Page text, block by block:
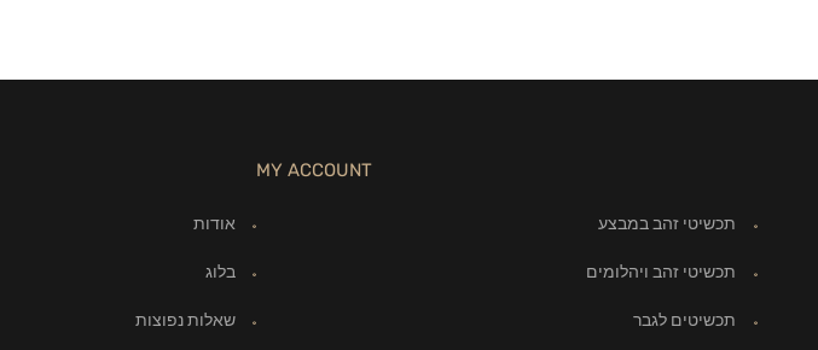
MY ACCOUNT
תכשיטי זהב במבצע
תכשיטי זהב ויהלומים
תכשיטים לגבר
אודות
בלוג
שאלות נפוצות